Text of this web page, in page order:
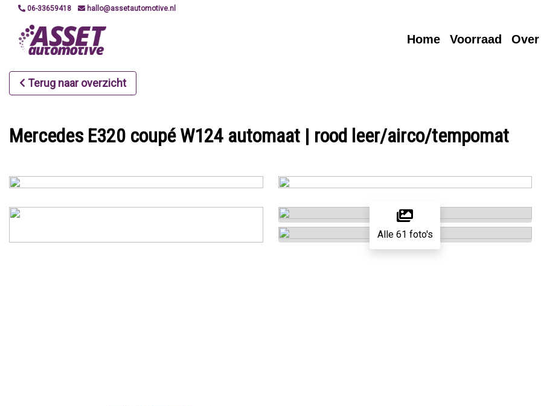
06-33659418 hallo@assetautomotive.nl
Home Voorraad
Terug naar overzicht
Mercedes E320 coupé W124 automaat | rood leer/airco/tempomat
Alle 61 foto's